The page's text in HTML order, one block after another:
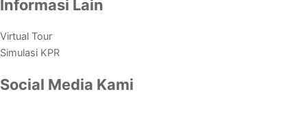
Informasi Lain
Virtual Tour
Simulasi KPR
Social Media Kami